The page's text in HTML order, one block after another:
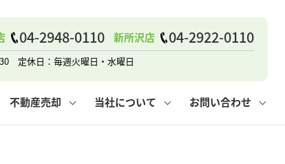
04-2948-0110 新所沢店 04-2922-0110
定休日：毎週火曜日・水曜日
不動産売却 当社について お問い合わせ
その他の問合せ
賃貸vs持ち家
仲介と買取の違い
護方針